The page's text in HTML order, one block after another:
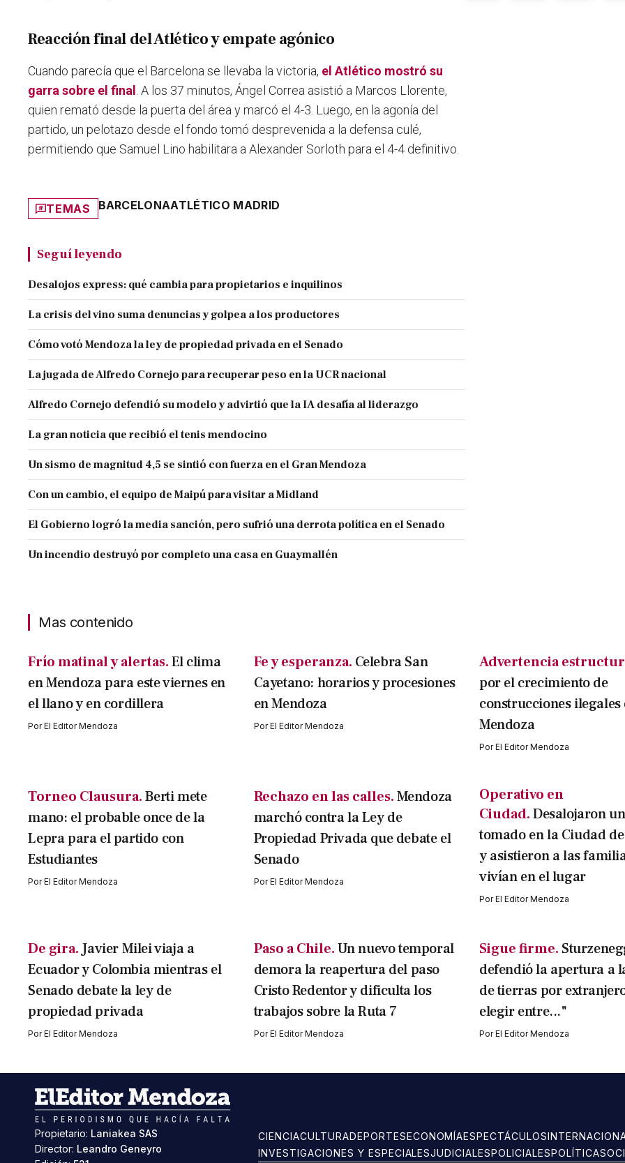
Reacción final del Atlético y empate agónico
Cuando parecía que el Barcelona se llevaba la victoria, el Atlético mostró su
garra sobre el final
. A los 37 minutos, Ángel Correa asistió a Marcos Llorente,
quien remató desde la puerta del área y marcó el 4-3. Luego, en la agonía del
partido, un pelotazo desde el fondo tomó desprevenida a la defensa culé,
permitiendo que Samuel Lino habilitara a Alexander Sorloth para el 4-4 definitivo.
TEMAS BARCELONAATLÉTICO MADRID
Seguí leyendo
Desalojos express: qué cambia para propietarios e inquilinos
La crisis del vino suma denuncias y golpea a los productores
Cómo votó Mendoza la ley de propiedad privada en el Senado
La jugada de Alfredo Cornejo para recuperar peso en la UCR nacional
Alfredo Cornejo defendió su modelo y advirtió que la IA desafía al liderazgo
La gran noticia que recibió el tenis mendocino
Un sismo de magnitud 4,5 se sintió con fuerza en el Gran Mendoza
Con un cambio, el equipo de Maipú para visitar a Midland
El Gobierno logró la media sanción, pero sufrió una derrota política en el Senado
Un incendio destruyó por completo una casa en Guaymallén
Mas contenido
Frío matinal y alertas. El clima
en Mendoza para este viernes en
el llano y en cordillera
PorEl Editor Mendoza
Fe y esperanza. Celebra San
Cayetano: horarios y procesiones
en Mendoza
PorEl Editor Mendoza
Advertencia
por el crecimiento de
construcciones ilegales
Mendoza
PorEl Editor Mendoza
Torneo Clausura. Berti mete
mano: el probable once de la
Lepra para el partido con
Estudiantes
PorEl Editor Mendoza
Rechazo en las calles.Mendoza
marchó contra la Ley de
Propiedad Privada que debate el
Senado
PorEl Editor Mendoza
Operativo en
Ciudad.Desalojaron
tomado en la Ciudad
y asistieron a las
vivían en el lugar
PorEl Editor Mendoza
De gira. Javier Milei viaja a
Ecuador y Colombia mientras el
Senado debate la ley de
propiedad privada
PorEl Editor Mendoza
Paso a Chile.Un nuevo temporal
demora la reapertura del paso
Cristo Redentor y dificulta los
trabajos sobre la Ruta 7
PorEl Editor Mendoza
Sigue firme.
defendió la apertura a
de tierras por
elegir entre..."
PorEl Editor Mendoza
Propietario: Laniakea SAS
Director: Leandro Geneyro
CIENCIACULTURADEPORTESECONOMÍAESPECTÁCULOS
INVESTIGACIONES Y ESPECIALESJUDICIALESPOLICIALESPOLÍTICA